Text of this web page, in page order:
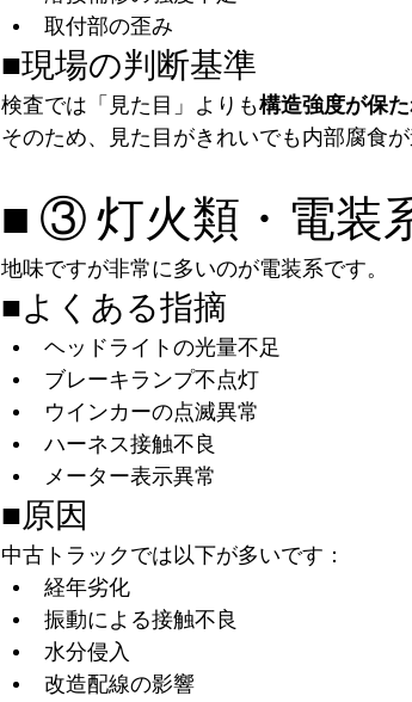
取付部の歪み
■現場の判断基準
検査では「見た目」よりも構造強度が保
そのため、見た目がきれいでも内部腐食
■ ③ 灯火類・電装
地味ですが非常に多いのが電装系です。
■よくある指摘
ヘッドライトの光量不足
ブレーキランプ不点灯
ウインカーの点滅異常
ハーネス接触不良
メーター表示異常
■原因
中古トラックでは以下が多いです：
経年劣化
振動による接触不良
水分侵入
改造配線の影響